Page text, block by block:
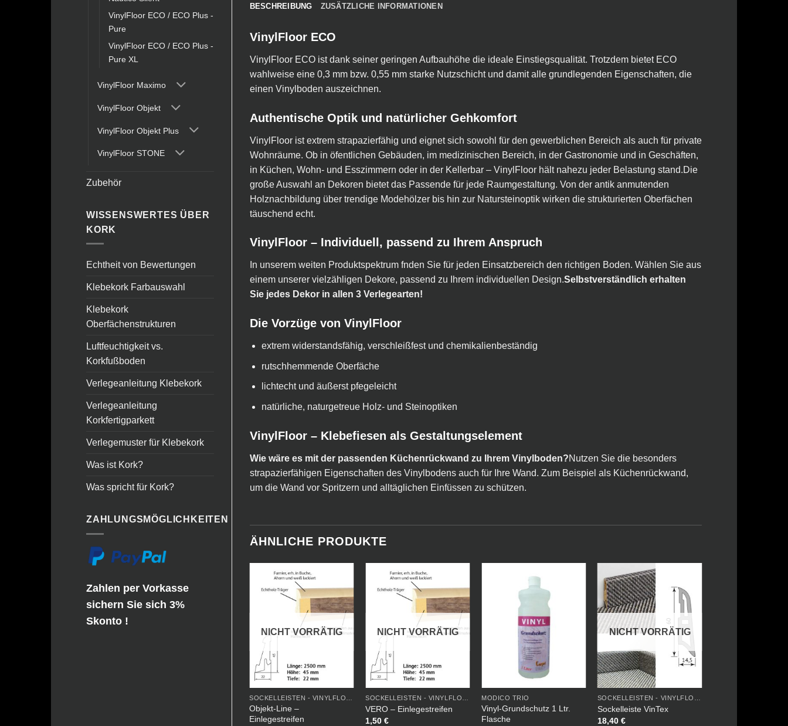
VinylFloor ECO / ECO Plus -
Pure
VinylFloor ECO / ECO Plus -
Pure XL
VinylFloor Maximo
VinylFloor Objekt
VinylFloor Objekt Plus
VinylFloor STONE
Zubehör
WISSENSWERTES ÜBER
KORK
Echtheit von Bewertungen
Klebekork Farbauswahl
Klebekork
Oberfächenstrukturen
Luftfeuchtigkeit vs.
Korkfußboden
Verlegeanleitung Klebekork
Verlegeanleitung
Korkfertigparkett
Verlegemuster für Klebekork
Was ist Kork?
Was spricht für Kork?
ZAHLUNGSMÖGLICHKEITEN
Zahlen per Vorkasse
sichern Sie sich 3%
Skonto !
BESCHREIBUNG ZUSÄTZLICHE INFORMATIONEN
VinylFloor ECO
VinylFloor ECO ist dank seiner geringen Aufbauhöhe die ideale Einstiegsqualität. Trotzdem bietet ECO
wahlweise eine 0,3 mm bzw. 0,55 mm starke Nutzschicht und damit alle grundlegenden Eigenschaften, die
einen Vinylboden auszeichnen.
Authentische Optik und natürlicher Gehkomfort
VinylFloor ist extrem strapazierfähig und eignet sich sowohl für den gewerblichen Bereich als auch für private
Wohnräume. Ob in öfentlichen Gebäuden, im medizinischen Bereich, in der Gastronomie und in Geschäften,
in Küchen, Wohn- und Esszimmern oder in der Kellerbar – VinylFloor hält nahezu jeder Belastung stand.Die
große Auswahl an Dekoren bietet das Passende für jede Raumgestaltung. Von der antik anmutenden
Holznachbildung über trendige Modehölzer bis hin zur Natursteinoptik wirken die strukturierten Oberfächen
täuschend echt.
VinylFloor – Individuell, passend zu Ihrem Anspruch
In unserem weiten Produktspektrum fnden Sie für jeden Einsatzbereich den richtigen Boden. Wählen Sie aus
einem unserer vielzähligen Dekore, passend zu Ihrem individuellen Design.Selbstverständlich erhalten
Sie jedes Dekor in allen 3 Verlegearten!
Die Vorzüge von VinylFloor
extrem widerstandsfähig, verschleißfest und chemikalienbeständig
rutschhemmende Oberfäche
lichtecht und äußerst pfegeleicht
natürliche, naturgetreue Holz- und Steinoptiken
VinylFloor – Klebefiesen als Gestaltungselement
Wie wäre es mit der passenden Küchenrückwand zu Ihrem Vinylboden?Nutzen Sie die besonders
strapazierfähigen Eigenschaften des Vinylbodens auch für Ihre Wand. Zum Beispiel als Küchenrückwand,
um die Wand vor Spritzern und alltäglichen Einfüssen zu schützen.
ÄHNLICHE PRODUKTE
NICHT VORRÄTIG
SOCKELLEISTEN - VINYLFLOOR
Objekt-Line –
Einlegestreifen
NICHT VORRÄTIG
SOCKELLEISTEN - VINYLFLOOR
VERO – Einlegestreifen
1,50€
MODICO TRIO
Vinyl-Grundschutz 1 Ltr.
Flasche
NICHT VORRÄTIG
SOCKELLEISTEN - VINYLFLOOR
Sockelleiste VinTex
18,40 €